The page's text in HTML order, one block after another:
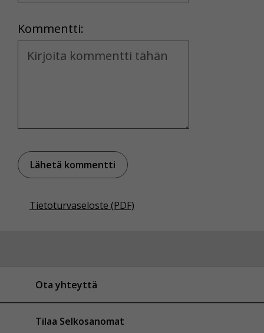
Kommentti:
Kommentti
Tietoturvaseloste (PDF)
Ota yhteyttä
Tilaa Selkosanomat